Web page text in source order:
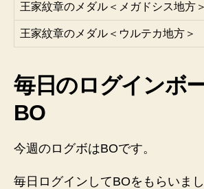
王家紋章のメダル＜メガドシス地方＞
王家紋章のメダル＜ウルテカ地方＞
毎日のログインボ
BO
今週のログボはBOです。
毎日ログインしてBOをもらいまし